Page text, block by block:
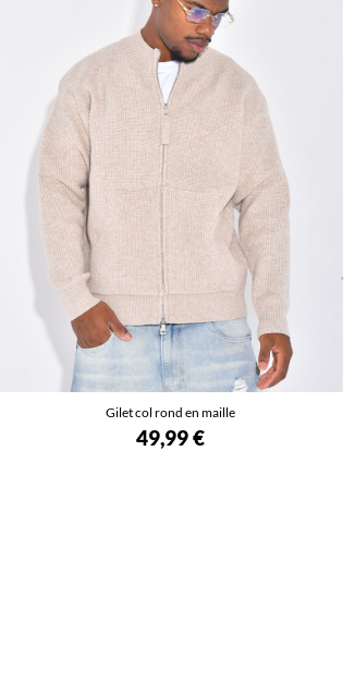
Gilet col rond en maille
49,99 €